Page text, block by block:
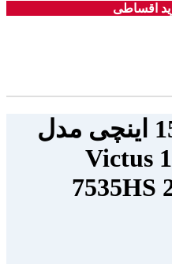
اقساطی
لپ تاپ اچ پی 15.6 اینچی مدل
Victus
7535HS